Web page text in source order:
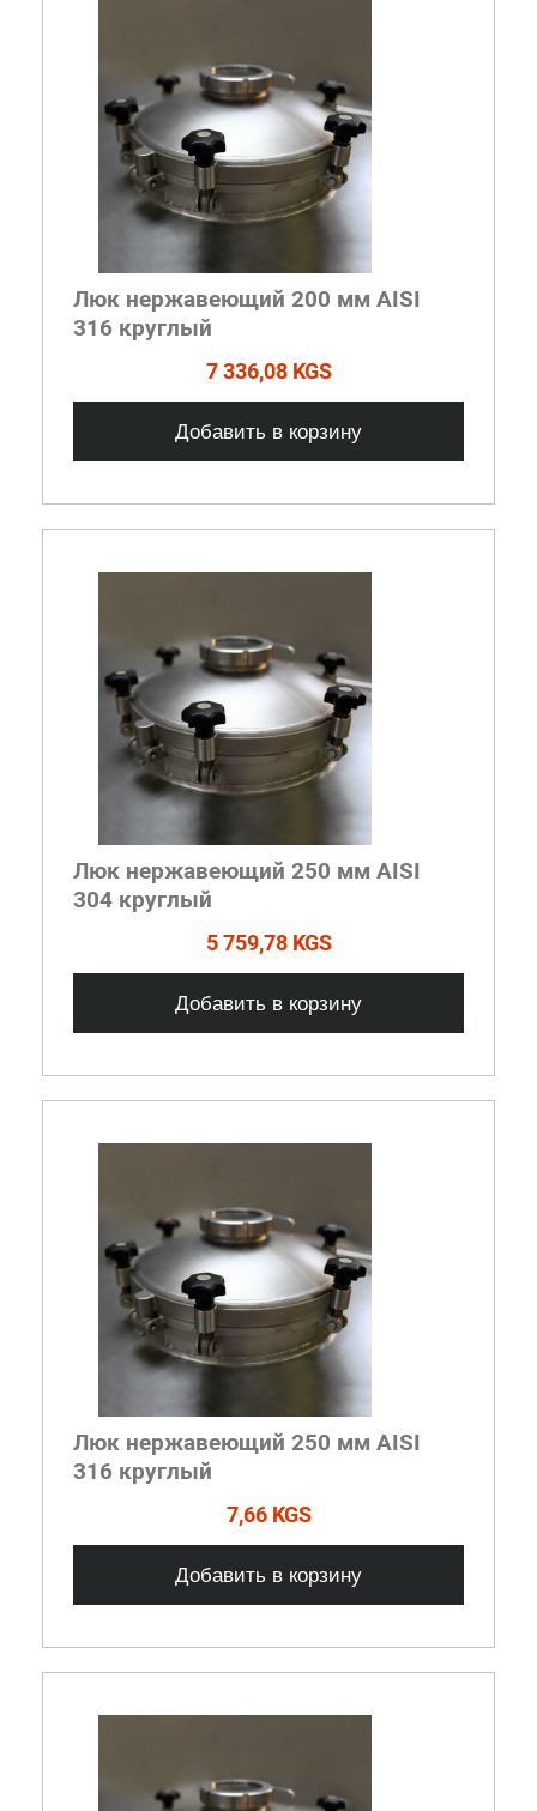
Люк нержавеющий 200 мм AISI
316 круглый
7 336,08 KGS
Добавить в корзину
Люк нержавеющий 250 мм AISI
304 круглый
5 759,78 KGS
Добавить в корзину
Люк нержавеющий 250 мм AISI
316 круглый
7,66 KGS
Добавить в корзину